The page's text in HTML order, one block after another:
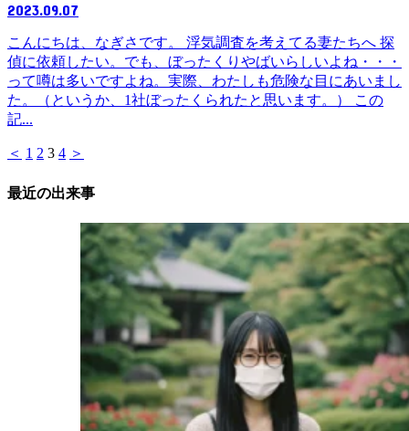
2023.09.07
こんにちは、なぎさです。 浮気調査を考えてる妻たちへ 探
偵に依頼したい。でも、ぼったくりやばいらしいよね・・・
って噂は多いですよね。実際、わたしも危険な目にあいまし
た。（というか、1社ぼったくられたと思います。） この
記...
＜ 1 2 3 4 ＞
最近の出来事